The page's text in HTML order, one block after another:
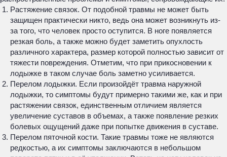
Растяжение связок. От подобной травмы не может быть
защищен практически никто, ведь она может возникнуть из-
за того, что человек просто оступится. В ноге появляется
резкая боль, а также можно будет заметить опухлость
различного характера, размер которой полностью зависит от
тяжести повреждения. Отметим, что при прикосновении к
лодыжке в таком случае боль заметно усиливается.
Перелом лодыжки. Если произойдёт травма наружной
лодыжки, то симптомы будут примерно такими же, как и при
растяжении связок, единственным отличием является
увеличение суставов в объемах, а также появление резких
болевых ощущений даже при попытке движения в суставе.
Перелом пяточной кости. Такие травмы тоже не являются
редкостью, а их симптомы заключаются в небольшом